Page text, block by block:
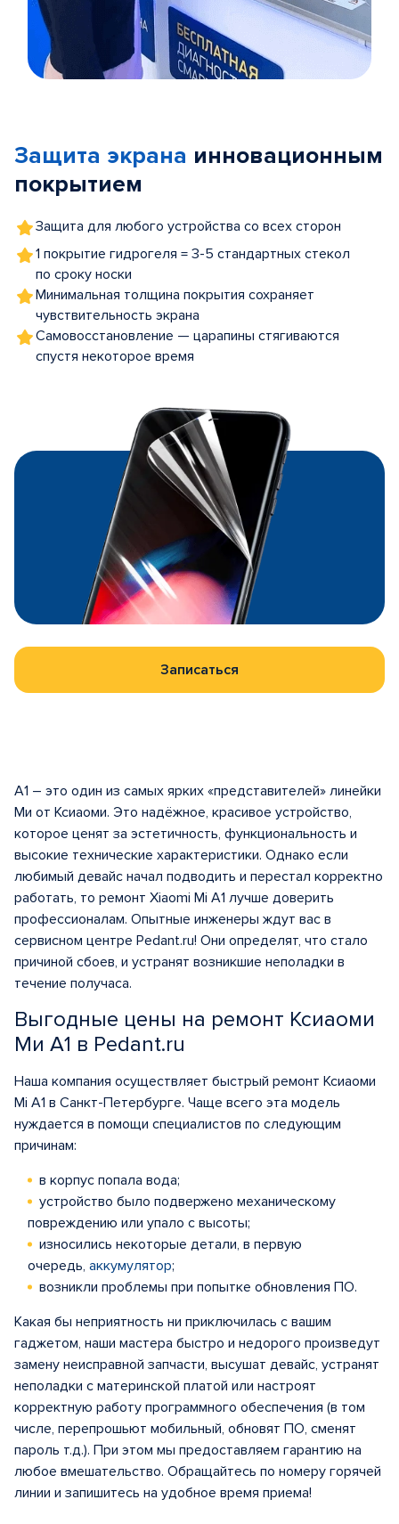
5
Защита экрана инновационным
покрытием
Защита для любого устройства со всех сторон
1 покрытие гидрогеля = 3-5 стандартных стекол
по сроку носки
Минимальная толщина покрытия сохраняет
чувствительность экрана
Самовосстановление — царапины стягиваются
спустя некоторое время
Записаться
А1 – это один из самых ярких «представителей» линейки
Ми от Ксиаоми. Это надёжное, красивое устройство,
которое ценят за эстетичность, функциональность и
высокие технические характеристики. Однако если
любимый девайс начал подводить и перестал корректно
работать, то ремонт Xiaomi Mi A1 лучше доверить
профессионалам. Опытные инженеры ждут вас в
сервисном центре Pedant.ru! Они определят, что стало
причиной сбоев, и устранят возникшие неполадки в
течение получаса.
Выгодные цены на ремонт Ксиаоми
Ми А1 в Pedant.ru
Наша компания осуществляет быстрый ремонт Ксиаоми
Mi A1 в Санкт-Петербурге. Чаще всего эта модель
нуждается в помощи специалистов по следующим
причинам:
в корпус попала вода;
устройство было подвержено механическому
повреждению или упало с высоты;
износились некоторые детали, в первую
очередь, аккумулятор;
возникли проблемы при попытке обновления ПО.
Какая бы неприятность ни приключилась с вашим
гаджетом, наши мастера быстро и недорого произведут
замену неисправной запчасти, высушат девайс, устранят
неполадки с материнской платой или настроят
корректную работу программного обеспечения (в том
числе, перепрошьют мобильный, обновят ПО, сменят
пароль т.д.). При этом мы предоставляем гарантию на
любое вмешательство. Обращайтесь по номеру горячей
линии и запишитесь на удобное время приема!